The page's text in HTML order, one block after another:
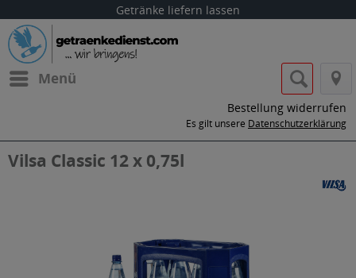
Getränke liefern lassen
Menü
Bestellung widerrufen
Es gilt unsere Datenschutzerklärung
Vilsa Classic 12 x 0,75l